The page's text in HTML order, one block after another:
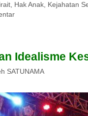
Hak Anak Kejahatan
Idealisme
SATUNAMA